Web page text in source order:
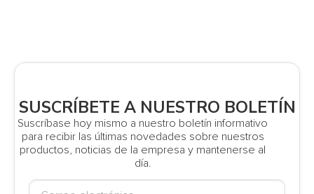
SUSCRÍBETE A NUESTRO BOLETÍN
Suscríbase hoy mismo a nuestro boletín informativo
para recibir las últimas novedades sobre nuestros
productos, noticias de la empresa y mantenerse al
día.